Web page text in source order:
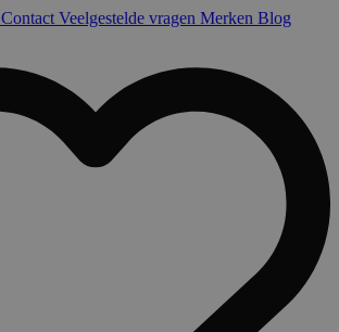
Contact Veelgestelde vragen Merken Blog